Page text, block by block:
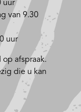
uur
van 9.30
uur
op afspraak.
die u kan